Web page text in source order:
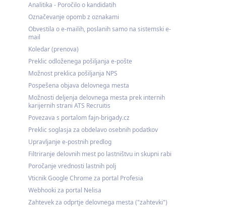
Analitika - Poročilo o kandidatih
Označevanje opomb z oznakami
Obvestila o e-mailih, poslanih samo na sistemski e-
mail
Koledar (prenova)
Preklic odloženega pošiljanja e-pošte
Možnost preklica pošiljanja NPS
Pospešena objava delovnega mesta
Možnosti deljenja delovnega mesta prek internih
karijernih strani ATS Recruitis
Povezava s portalom fajn-brigady.cz
Preklic soglasja za obdelavo osebnih podatkov
Upravljanje e-postnih predlog
Filtriranje delovnih mest po lastništvu in skupni rabi
Poročanje vrednosti lastnih polj
Vticnik Google Chrome za portal Profesia
Webhooki za portal Nelisa
Zahtevek za odprtje delovnega mesta ("zahtevki")